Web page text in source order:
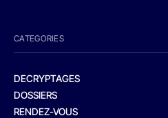
CATEGORIES
DECRYPTAGES
DOSSIERS
RENDEZ-VOUS